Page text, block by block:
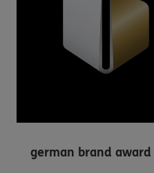
german brand